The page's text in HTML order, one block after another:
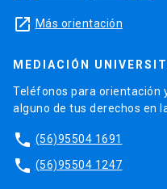
launch Más orientación
MEDIACIÓN
Teléfonos para orientación
alguno de tus derechos en
phone (56)95504 1691
phone (56)95504 1247